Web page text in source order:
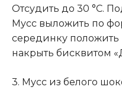
Отсудить до 30 °С.
Мусс выложить по
серединку положить
накрыть бисквитом
3. Мусс из белого